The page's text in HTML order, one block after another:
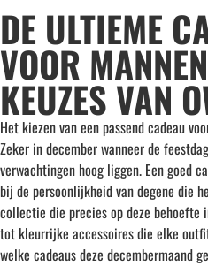
DE ULTIEME
VOOR
KEUZES VAN
Het kiezen van een passend cadeau
Zeker in december wanneer de
verwachtingen hoog liggen. Een goed
bij de persoonlijkheid van degene die
collectie die precies op deze behoefte
tot kleurrijke accessoires die elke
welke cadeaus deze decembermaand